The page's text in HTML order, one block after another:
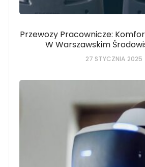
Przewozy Pracownicze:
W Warszawskim
27 STYCZNIA 2025